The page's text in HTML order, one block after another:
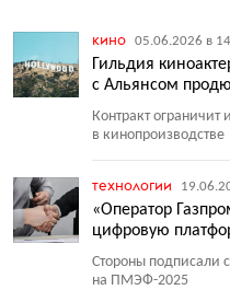
кино 05.06.2026 в
Гильдия
с Альянсом
Контракт ограничит
в кинопроизводстве
технологии
«Оператор
цифровую
Стороны подписали
на ПМЭФ-2025